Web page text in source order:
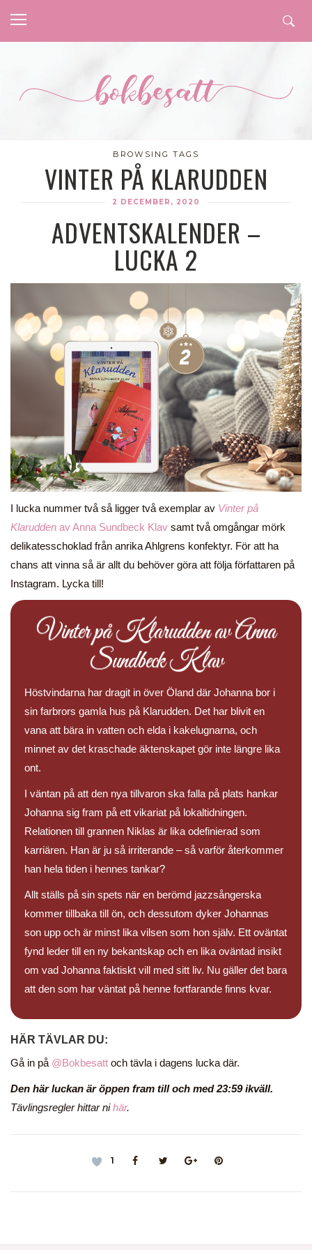
BROWSING TAGS
VINTER PÅ KLARUDDEN
2 DECEMBER, 2020
ADVENTSKALENDER –
LUCKA 2
I lucka nummer två så ligger två exemplar av Vinter på
Klarudden av Anna Sundbeck Klav samt två omgångar mörk
delikatesschoklad från anrika Ahlgrens konfektyr. För att ha
chans att vinna så är allt du behöver göra att följa författaren på
Instagram. Lycka till!
Vinter på Klarudden av Anna
Sundbeck Klav
Höstvindarna har dragit in över Öland där Johanna bor i
sin farbrors gamla hus på Klarudden. Det har blivit en
vana att bära in vatten och elda i kakelugnarna, och
minnet av det kraschade äktenskapet gör inte längre lika
ont.
I väntan på att den nya tillvaron ska falla på plats hankar
Johanna sig fram på ett vikariat på lokaltidningen.
Relationen till grannen Niklas är lika odefinierad som
karriären. Han är ju så irriterande – så varför återkommer
han hela tiden i hennes tankar?
Allt ställs på sin spets när en berömd jazzsångerska
kommer tillbaka till ön, och dessutom dyker Johannas
son upp och är minst lika vilsen som hon själv. Ett oväntat
fynd leder till en ny bekantskap och en lika oväntad insikt
om vad Johanna faktiskt vill med sitt liv. Nu gäller det bara
att den som har väntat på henne fortfarande finns kvar.
HÄR TÄVLAR DU:
Gå in på @Bokbesatt och tävla i dagens lucka där.
Den här luckan är öppen fram till och med 23:59 ikväll.
Tävlingsregler hittar nihär.
1